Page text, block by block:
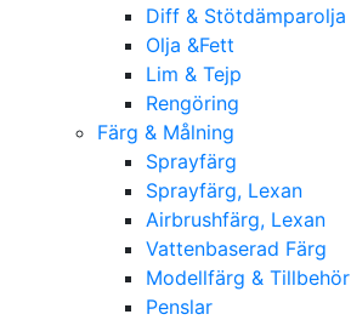
Diff & Stötdämparolja
Olja &Fett
Lim & Tejp
Rengöring
Färg & Målning
Sprayfärg
Sprayfärg, Lexan
Airbrushfärg, Lexan
Vattenbaserad Färg
Modellfärg & Tillbehör
Penslar